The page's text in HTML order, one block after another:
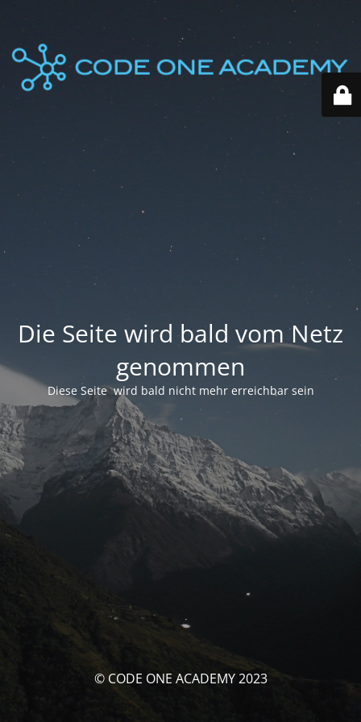
Die Seite wird bald vom Netz
genommen
Diese Seite wird bald nicht mehr erreichbar sein
© CODE ONE ACADEMY 2023